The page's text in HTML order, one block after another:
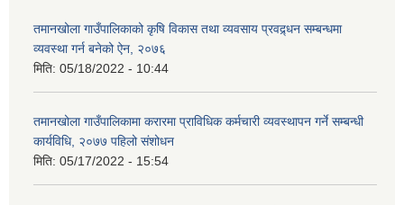
तमानखोला गाउँपालिकाको कृषि विकास तथा व्यवसाय प्रवद्र्धन सम्बन्धमा
व्यवस्था गर्न बनेको ऐन, २०७६
मिति: 05/18/2022 - 10:44
तमानखोला गाउँपालिकामा करारमा प्राविधिक कर्मचारी व्यवस्थापन गर्ने सम्बन्धी
कार्यविधि, २०७७ पहिलो संशोधन
मिति: 05/17/2022 - 15:54